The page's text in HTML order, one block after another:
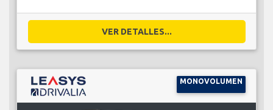
VER DETALLES...
MONOVOLUMEN